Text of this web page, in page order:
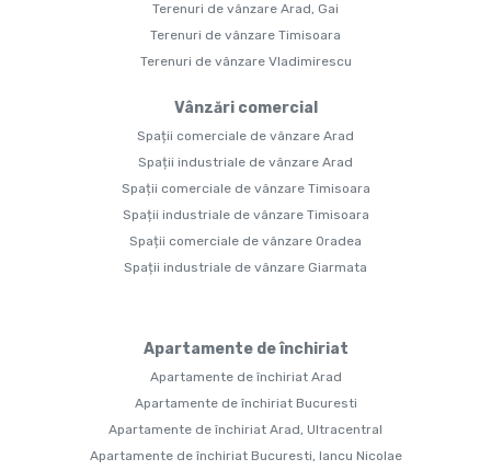
Terenuri de vânzare Arad, Gai
Terenuri de vânzare Timisoara
Terenuri de vânzare Vladimirescu
Vânzări comercial
Spații comerciale de vânzare Arad
Spații industriale de vânzare Arad
Spații comerciale de vânzare Timisoara
Spații industriale de vânzare Timisoara
Spații comerciale de vânzare Oradea
Spații industriale de vânzare Giarmata
Apartamente de închiriat
Apartamente de închiriat Arad
Apartamente de închiriat Bucuresti
Apartamente de închiriat Arad, Ultracentral
Apartamente de închiriat Bucuresti, Iancu Nicolae